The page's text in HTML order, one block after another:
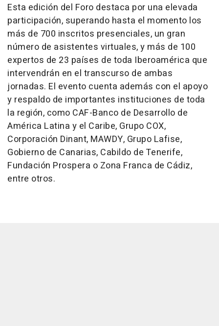
Esta edición del Foro destaca por una elevada
participación, superando hasta el momento los
más de 700 inscritos presenciales, un gran
número de asistentes virtuales, y más de 100
expertos de 23 países de toda Iberoamérica que
intervendrán en el transcurso de ambas
jornadas. El evento cuenta además con el apoyo
y respaldo de importantes instituciones de toda
la región, como CAF-Banco de Desarrollo de
América Latina y el Caribe, Grupo COX,
Corporación Dinant, MAWDY, Grupo Lafise,
Gobierno de Canarias, Cabildo de Tenerife,
Fundación Prospera o Zona Franca de Cádiz,
entre otros.